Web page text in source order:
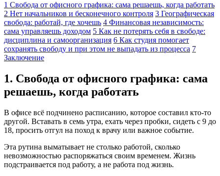
1 Свобода от офисного графика: сама решаешь, когда работать
2 Нет начальников и бесконечного контроля 3 Географическая
свобода: работай, где хочешь 4 Финансовая независимость:
сама управляешь доходом 5 Как не потерять себя в свободе:
дисциплина и самоорганизация 6 Как студия помогает
сохранять свободу и при этом не выпадать из процесса 7
Заключение
1. Свобода от офисного графика: сама
решаешь, когда работать
В офисе всё подчинено расписанию, которое составил кто-то
другой. Вставать в семь утра, ехать через пробки, сидеть с 9 до
18, просить отгул на поход к врачу или важное событие.
Эта рутина выматывает не столько работой, сколько
невозможностью распоряжаться своим временем. Жизнь
подстраивается под работу, а не работа под жизнь.